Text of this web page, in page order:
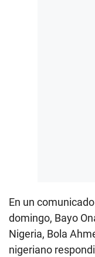
En un
domingo, Bayo
Nigeria, Bola
nigeriano